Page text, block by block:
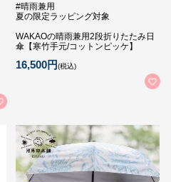
#晴雨兼用
夏の限定ラッピング対象
WAKAOの晴雨兼用2段折りたたみ日
傘【寒竹手元/コットンピッケ】
16,500円(税込)